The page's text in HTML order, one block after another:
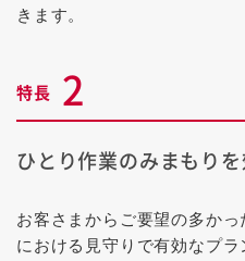
きます。
特長 2
ひとり作業のみまもり
お客さまからご要望の多か
における見守りで有効なプ